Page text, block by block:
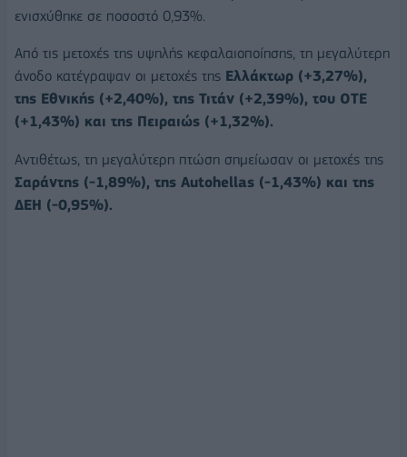
ενισχύθηκε σε ποσοστό 0,93%.
Από τις μετοχές της υψηλής κεφαλαιοποίησης, τη μεγαλύτερη
άνοδο κατέγραψαν οι μετοχές της Ελλάκτωρ (+3,27%),
της Εθνικής (+2,40%), της Τιτάν (+2,39%), του ΟΤΕ
(+1,43%) και της Πειραιώς (+1,32%).
Αντιθέτως, τη μεγαλύτερη πτώση σημείωσαν οι μετοχές της
Σαράντης (-1,89%), της Autohellas (-1,43%) και της
ΔΕΗ (-0,95%).